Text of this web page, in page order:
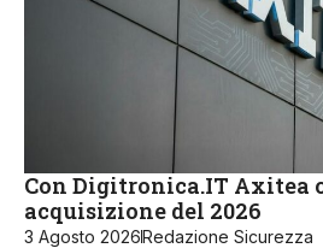
Con Digitronica.IT Axitea
acquisizione del 2026
3 Agosto 2026Redazione Sicurezza